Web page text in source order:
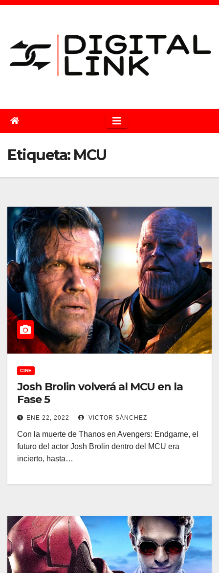
Saltar
Etiqueta: MCU
CINE
Josh Brolin volverá al MCU en la
Fase 5
ENE 22, 2022 VICTOR SÁNCHEZ
Con la muerte de Thanos en Avengers: Endgame, el
futuro del actor Josh Brolin dentro del MCU era
incierto, hasta…